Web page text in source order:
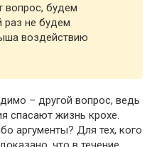
вопрос, будем
не будем
воздействию
– другой вопрос, ведь
спасают жизнь крохе.
аргументы? Для тех, кого